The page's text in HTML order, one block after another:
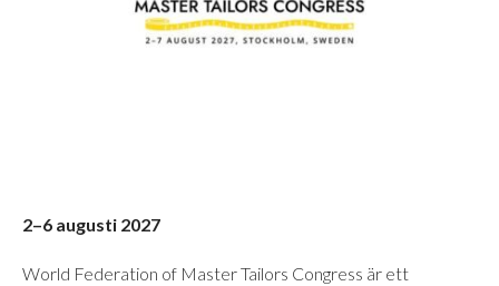
2–6 augusti 2027
World Federation of Master Tailors Congress är ett